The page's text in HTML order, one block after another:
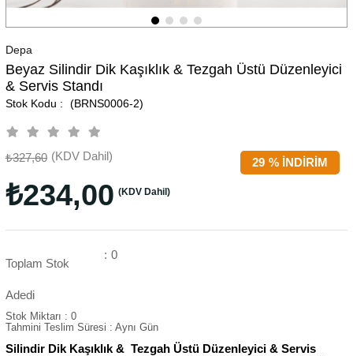
Depa
Beyaz Silindir Dik Kaşıklık & Tezgah Üstü Düzenleyici
& Servis Standı
(BRNS0006-2)
%
29 İNDIRIM
₺327,60 (KDV Dahil)
₺234,00 (KDV Dahil)
Toplam Stok
Adedi
: 0
Stok Miktarı : 0
Tahmini Teslim Süresi : Aynı Gün
Silindir Dik Kaşıklık & Tezgah Üstü Düzenleyici & Servis